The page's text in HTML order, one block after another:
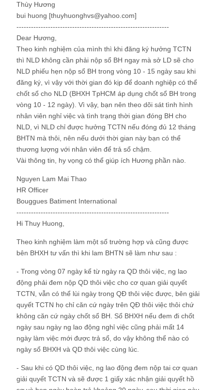
Thùy Hương
bui huong [thuyhuonghvs@yahoo.com]
---------------------------------------------------------------
Dear Hương,
Theo kinh nghiệm của mình thì khi đăng ký hưởng TCTN
thì NLD không cần phải nộp sổ BH ngay mà sở LD sẽ cho
NLD phiếu hẹn nộp sổ BH trong vòng 10 - 15 ngày sau khi
đăng ký, vì vậy với thời gian đó kịp để doanh nghiệp có thể
chốt sổ cho NLD (BHXH TpHCM áp dụng chốt sổ BH trong
vòng 10 - 12 ngày). Vì vậy, bạn nên theo dõi sát tình hình
nhân viên nghỉ việc và tình trạng thời gian đóng BH cho
NLD, vì NLD chỉ được hưởng TCTN nếu đóng đủ 12 tháng
BHTN mà thôi, nên nếu dưới thời gian này bạn có thể
thương lượng với nhân viên để trả sổ chậm.
Vài thông tin, hy vọng có thể giúp ích Hương phần nào.
Nguyen Lam Mai Thao
HR Officer
Bouggues Batiment International
---------------------------------------------------------------
Hi Thuy Huong,
Theo kinh nghiệm làm một số trường hợp và cũng được
bên BHXH tư vấn thì khi lam BHTN sẽ làm như sau :
- Trong vòng 07 ngày kể từ ngày ra QD thôi việc, ng lao
động phải đem nộp QD thôi việc cho cơ quan giải quyết
TCTN, vẫn có thể lùi ngày trong QĐ thôi việc được, bên giải
quyết TCTN họ chỉ căn cứ ngày trên QĐ thôi việc thôi chứ
không căn cứ ngày chốt sổ BH. Sổ BHXH nếu đem đi chốt
ngày sau ngày ng lao động nghỉ việc cũng phải mất 14
ngày làm việc mới được trả sổ, do vậy không thể nào có
ngày sổ BHXH và QD thôi việc cùng lúc.
- Sau khi có QD thôi việc, ng lao động đem nộp tai cơ quan
giải quyết TCTN và sẽ được 1 giấy xác nhận giải quyết hồ